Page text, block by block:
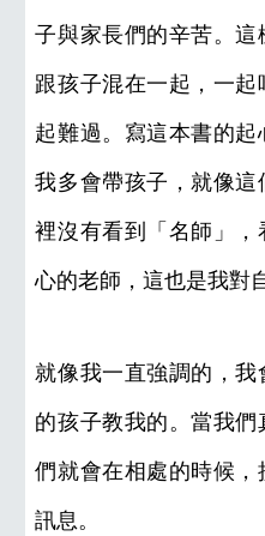
子與家長們的辛苦。
跟孩子混在一起，一
起難過。寫這本書的
我多會帶孩子，就像
裡沒有看到「名師」
心的老師，這也是我對
就像我一直強調的，
的孩子教我的。當我
們就會在相處的時候
訊息。